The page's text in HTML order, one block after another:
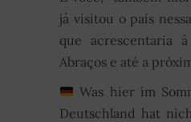
já visitou o país
que acrescentaria
Abraços e até a
Was hier im
Deutschland hat